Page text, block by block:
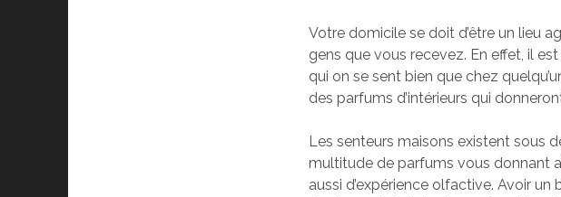
Votre domicile se doit d’être un lieu
gens que vous recevez. En effet, il
qui on se sent bien que chez
des parfums d’intérieurs qui
Les senteurs maisons existent sous
multitude de parfums vous donnant
aussi d’expérience olfactive. Avoir